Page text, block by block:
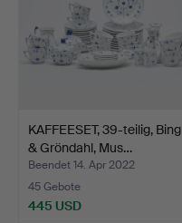
KAFFEESET, 39-teilig, Bing
& Gröndahl, Mus…
Beendet 14. Apr 2022
45 Gebote
445 USD